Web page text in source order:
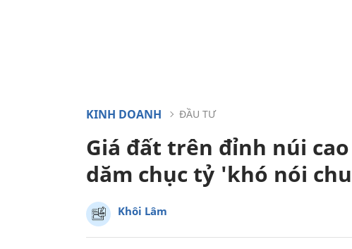
KINH DOANH ĐẦU TƯ
Giá đất trên đỉnh núi
dăm chục tỷ 'khó nói
Khôi Lâm